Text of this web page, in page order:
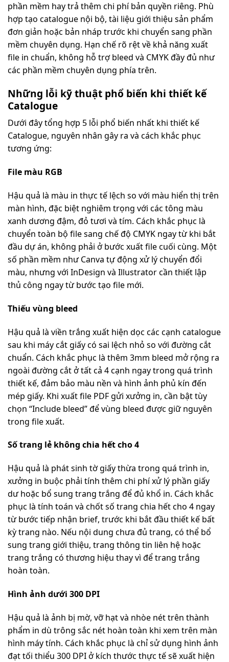
phần mềm hay trả thêm chi phí bản quyền riêng. Phù
hợp tạo catalogue nội bộ, tài liệu giới thiệu sản phẩm
đơn giản hoặc bản nháp trước khi chuyển sang phần
mềm chuyên dụng. Hạn chế rõ rệt về khả năng xuất
file in chuẩn, không hỗ trợ bleed và CMYK đầy đủ như
các phần mềm chuyên dụng phía trên.
Những lỗi kỹ thuật phổ biến khi thiết kế
Catalogue
Dưới đây tổng hợp 5 lỗi phổ biến nhất khi thiết kế
Catalogue, nguyên nhân gây ra và cách khắc phục
tương ứng:
File màu RGB
Hậu quả là màu in thực tế lệch so với màu hiển thị trên
màn hình, đặc biệt nghiêm trọng với các tông màu
xanh dương đậm, đỏ tươi và tím. Cách khắc phục là
chuyển toàn bộ file sang chế độ CMYK ngay từ khi bắt
đầu dự án, không phải ở bước xuất file cuối cùng. Một
số phần mềm như Canva tự động xử lý chuyển đổi
màu, nhưng với InDesign và Illustrator cần thiết lập
thủ công ngay từ bước tạo file mới.
Thiếu vùng bleed
Hậu quả là viền trắng xuất hiện dọc các cạnh catalogue
sau khi máy cắt giấy có sai lệch nhỏ so với đường cắt
chuẩn. Cách khắc phục là thêm 3mm bleed mở rộng ra
ngoài đường cắt ở tất cả 4 cạnh ngay trong quá trình
thiết kế, đảm bảo màu nền và hình ảnh phủ kín đến
mép giấy. Khi xuất file PDF gửi xưởng in, cần bật tùy
chọn “Include bleed” để vùng bleed được giữ nguyên
trong file xuất.
Số trang lẻ không chia hết cho 4
Hậu quả là phát sinh tờ giấy thừa trong quá trình in,
xưởng in buộc phải tính thêm chi phí xử lý phần giấy
dư hoặc bổ sung trang trắng để đủ khổ in. Cách khắc
phục là tính toán và chốt số trang chia hết cho 4 ngay
từ bước tiếp nhận brief, trước khi bắt đầu thiết kế bất
kỳ trang nào. Nếu nội dung chưa đủ trang, có thể bổ
sung trang giới thiệu, trang thông tin liên hệ hoặc
trang trắng có thương hiệu thay vì để trang trắng
hoàn toàn.
Hình ảnh dưới 300 DPI
Hậu quả là ảnh bị mờ, vỡ hạt và nhòe nét trên thành
phẩm in dù trông sắc nét hoàn toàn khi xem trên màn
hình máy tính. Cách khắc phục là chỉ sử dụng hình ảnh
đạt tối thiểu 300 DPI ở kích thước thực tế sẽ xuất hiện